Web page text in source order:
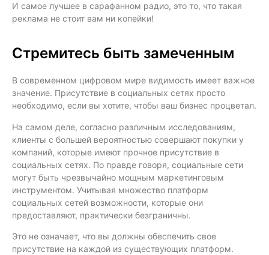
И самое лучшее в сарафанном радио, это то, что такая
реклама не стоит вам ни копейки!
Стремитесь быть замеченным
В современном цифровом мире видимость имеет важное
значение. Присутствие в социальных сетях просто
необходимо, если вы хотите, чтобы ваш бизнес процветал.
На самом деле, согласно различным исследованиям,
клиенты с большей вероятностью совершают покупки у
компаний, которые имеют прочное присутствие в
социальных сетях. По правде говоря, социальные сети
могут быть чрезвычайно мощным маркетинговым
инструментом. Учитывая множество платформ
социальных сетей возможности, которые они
предоставляют, практически безграничны.
Это не означает, что вы должны обеспечить свое
присутствие на каждой из существующих платформ.